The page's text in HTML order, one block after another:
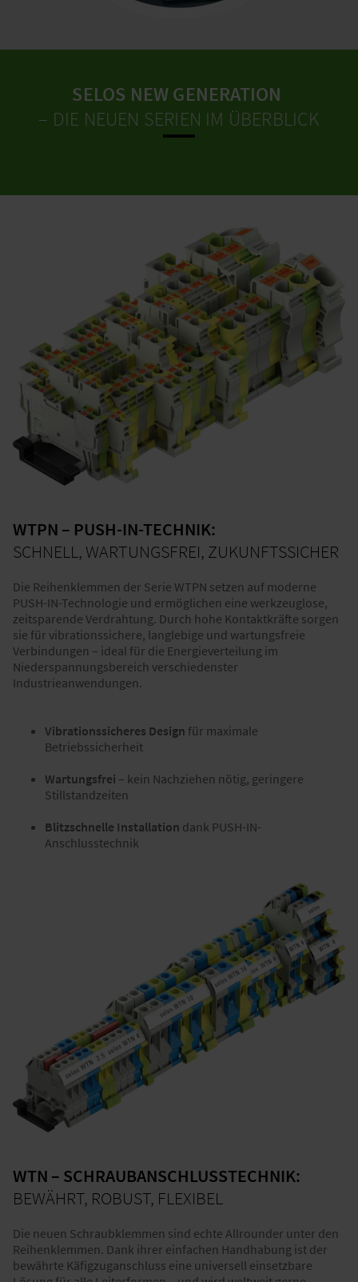
SELOS NEW GENERATION
– DIE NEUEN SERIEN IM ÜBERBLICK​
WTPN – PUSH-IN-TECHNIK:
SCHNELL, WARTUNGSFREI, ZUKUNFTSSICHER
Die Reihenklemmen der Serie WTPN setzen auf moderne
PUSH-IN-Technologie und ermöglichen eine werkzeuglose,
zeitsparende Verdrahtung. Durch hohe Kontaktkräfte sorgen
sie für vibrationssichere, langlebige und wartungsfreie
Verbindungen – ideal für die Energieverteilung im
Niederspannungsbereich verschiedenster
Industrieanwendungen.
Vibrationssicheres Design für maximale
Betriebssicherheit
Wartungsfrei – kein Nachziehen nötig, geringere
Stillstandzeiten
Blitzschnelle Installation dank PUSH-IN-
Anschlusstechnik
WTN – SCHRAUBANSCHLUSSTECHNIK:
BEWÄHRT, ROBUST, FLEXIBEL
Die neuen Schraubklemmen sind echte Allrounder unter den
Reihenklemmen. Dank ihrer einfachen Handhabung ist der
bewährte Käfigzuganschluss eine universell einsetzbare